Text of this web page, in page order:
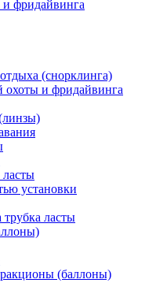
и фридайвинга
(снорклинга)
охоты и фридайвинга
установки
ласты
(баллоны)